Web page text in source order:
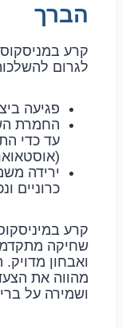
הברך
קרע
לגרום
פגיעה
החמרת
עד כדי
ירידה
כרוניים
קרע
שחיקה
ואבחון
מהווה את
ושמירה על